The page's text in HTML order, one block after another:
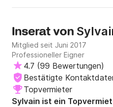
Inserat von
Mitglied seit Juni 2017
Professioneller Eigner
4.7 (99 Bewertungen)
Bestätigte
Topvermieter
Sylvain ist ein